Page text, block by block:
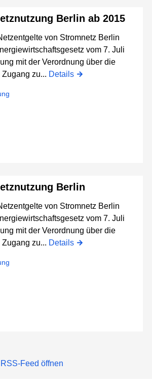
Berlin ab 2015
von Stromnetz Berlin
vom 7. Juli
mit der Verordnung über die
zu... Details
Berlin
von Stromnetz Berlin
vom 7. Juli
mit der Verordnung über die
zu... Details
Feed öffnen